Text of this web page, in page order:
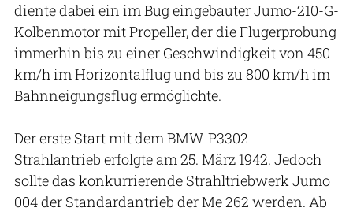
diente dabei ein im Bug eingebauter Jumo-210-G-
Kolbenmotor mit Propeller, der die Flugerprobung
immerhin bis zu einer Geschwindigkeit von 450
km/h im Horizontalflug und bis zu 800 km/h im
Bahnneigungsflug ermöglichte.
Der erste Start mit dem BMW-P3302-
Strahlantrieb erfolgte am 25. März 1942. Jedoch
sollte das konkurrierende Strahltriebwerk Jumo
004 der Standardantrieb der Me 262 werden. Ab